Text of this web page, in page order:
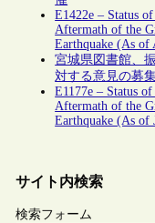
E1422e – Status
Aftermath of the
Earthquake (As of
宮城県図書館、
対する意見の募
E1177e – Status
Aftermath of the
Earthquake (As of
サイト内検索
検索フォーム